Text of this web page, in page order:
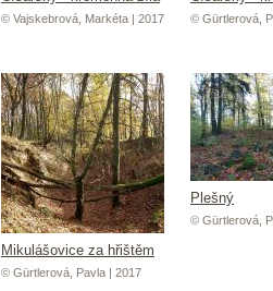
© Vajskebrová, Markéta | 2017 © Gürtlerová,
Mikulášovice za hřištěm
© Gürtlerová, Pavla | 2017
Plešný
© Gürtlerová,